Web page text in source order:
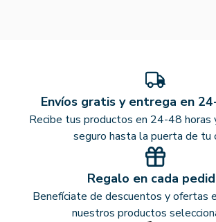
Envíos gratis y entrega en
Recibe tus productos en 24-48 horas
seguro hasta la puerta de tu
Regalo en cada
Benefíciate de descuentos y ofertas
nuestros productos